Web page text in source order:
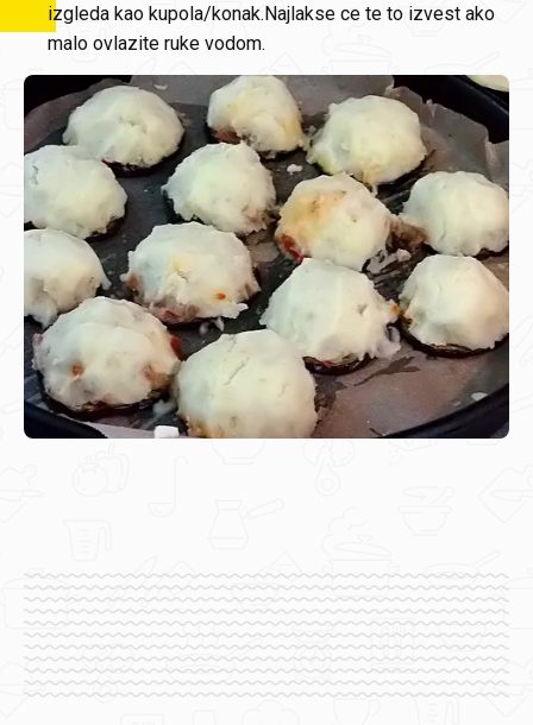
izgleda kao kupola/konak.Najlakse ce te to izvest ako
malo ovlazite ruke vodom.